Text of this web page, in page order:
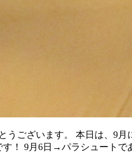
ございます。 本日は、9
！ 9月6日→パラシュート